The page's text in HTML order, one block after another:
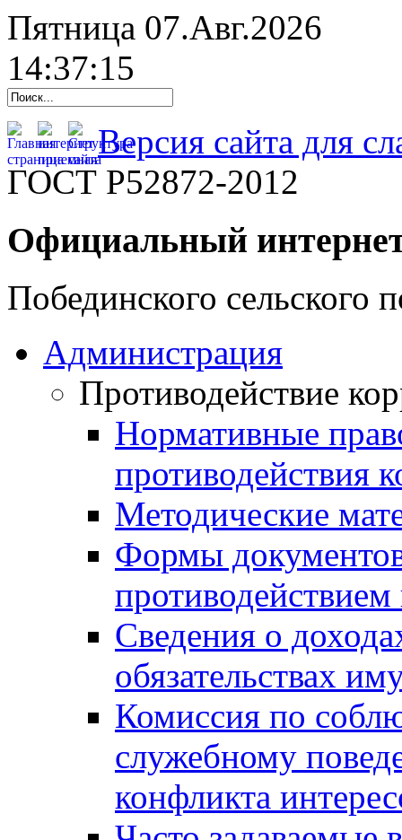
Пятница 07.Авг.2026
14:37:16
Версия сайта для
ГОСТ Р52872-2012
Официальный
Побединского сельского
Администрация
Противодействие
Нормативные
противодействия
Методические
Формы
Сведения о
обязательствах
Комиссия по
служебному
конфликта